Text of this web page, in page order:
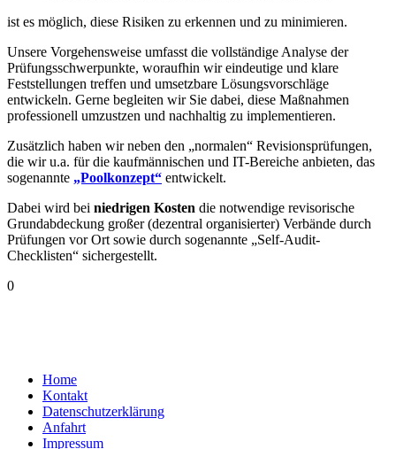
ist es möglich, diese Risiken zu erkennen und zu minimieren.
Unsere Vorgehensweise umfasst die vollständige Analyse der
Prüfungsschwerpunkte, woraufhin wir eindeutige und klare
Feststellungen treffen und umsetzbare Lösungsvorschläge
entwickeln. Gerne begleiten wir Sie dabei, diese Maßnahmen
professionell umzustzen und nachhaltig zu implementieren.
Zusätzlich haben wir neben den „normalen“ Revisionsprüfungen,
die wir u.a. für die kaufmännischen und IT-Bereiche anbieten, das
sogenannte „Poolkonzept“ entwickelt.
Dabei wird bei niedrigen Kosten die notwendige revisorische
Grundabdeckung großer (dezentral organisierter) Verbände durch
Prüfungen vor Ort sowie durch sogenannte „Self-Audit-
Checklisten“ sichergestellt.
0
Home
Kontakt
Datenschutzerklärung
Anfahrt
Impressum